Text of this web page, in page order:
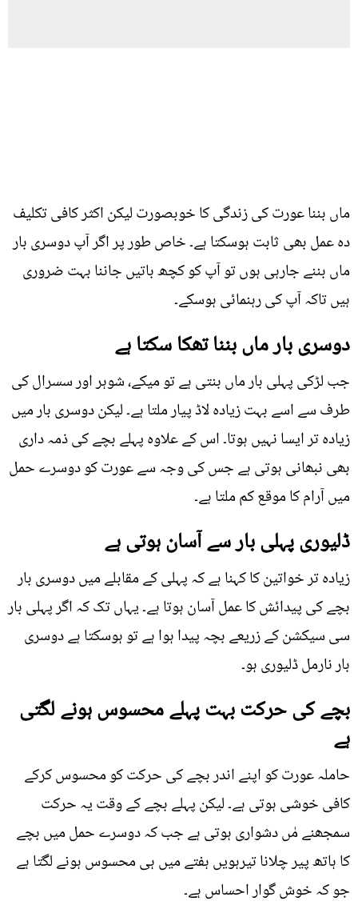
ماں بننا عورت کی زندگی کا خوبصورت لیکن اکثر کافی تکلیف
دہ عمل بھی ثابت ہوسکتا ہے۔ خاص طور پر اگر آپ دوسری بار
ماں بننے جارہی ہوں تو آپ کو کچھ باتیں جاننا بہت ضروری
ہیں تاکہ آپ کی رہنمائی ہوسکے۔
دوسری بار ماں بننا تھکا سکتا ہے
جب لڑکی پہلی بار ماں بنتی ہے تو میکے، شوہر اور سسرال کی
طرف سے اسے بہت زیادہ لاڈ پیار ملتا ہے۔ لیکن دوسری بار میں
زیادہ تر ایسا نہیں ہوتا۔ اس کے علاوہ پہلے بچے کی ذمہ داری
بھی نبھانی ہوتی ہے جس کی وجہ سے عورت کو دوسرے حمل
میں آرام کا موقع کم ملتا ہے۔
ڈلیوری پہلی بار سے آسان ہوتی ہے
زیادہ تر خواتین کا کہنا ہے کہ پہلی کے مقابلے میں دوسری بار
بچے کی پیدائش کا عمل آسان ہوتا ہے۔ یہاں تک کہ اگر پہلی بار
سی سیکشن کے زریعے بچہ پیدا ہوا ہے تو ہوسکتا ہے دوسری
بار نارمل ڈلیوری ہو۔
بچے کی حرکت بہت پہلے محسوس ہونے لگتی
ہے
حاملہ عورت کو اپنے اندر بچے کی حرکت کو محسوس کرکے
کافی خوشی ہوتی ہے۔ لیکن پہلے بچے کے وقت یہ حرکت
سمجھنے مٰں دشواری ہوتی ہے جب کہ دوسرے حمل میں بچے
کا ہاتھ پیر چلانا تیرہویں ہفتے میں ہی محسوس ہونے لگتا ہے
جو کہ خوش گوار احساس ہے۔